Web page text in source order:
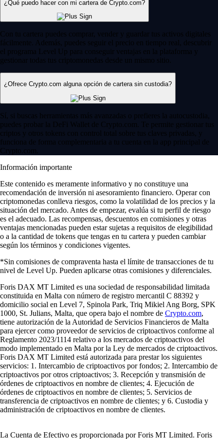
¿Qué puedo hacer con mi cartera de Crypto.com?
Con tu cartera puedes comprar, vender y guardar tus activos digitales
fácilmente. Además, puedes seguir el precio en tiempo real, descubrir
el programa Level Up para conseguir ventajas en la plataforma y
gestionar todas tus criptomonedas desde un mismo sitio.
¿Ofrece Crypto.com alguna opción de cartera sin custodia?
Sí, si buscas herramientas más avanzadas o prefieres la autocustodia,
puedes probar la DeFi Wallet de Crypto.com. Te permite gestionar tus
criptos y otros tokens con control total sobre tus claves privadas, y
funciona de forma complementaria a tu cuenta en la app principal de
Crypto.com.
Información importante
Este contenido es meramente informativo y no constituye una
recomendación de inversión ni asesoramiento financiero. Operar con
criptomonedas conlleva riesgos, como la volatilidad de los precios y la
situación del mercado. Antes de empezar, evalúa si tu perfil de riesgo
es el adecuado. Las recompensas, descuentos en comisiones y otras
ventajas mencionadas pueden estar sujetas a requisitos de elegibilidad
o a la cantidad de tokens que tengas en tu cartera y pueden cambiar
según los términos y condiciones vigentes.
*Sin comisiones de compraventa hasta el límite de transacciones de tu
nivel de Level Up. Pueden aplicarse otras comisiones y diferenciales.
Foris DAX MT Limited es una sociedad de responsabilidad limitada
constituida en Malta con número de registro mercantil C 88392 y
domicilio social en Level 7, Spinola Park, Triq Mikiel Ang Borg, SPK
1000, St. Julians, Malta, que opera bajo el nombre de Crypto.com,
tiene autorización de la Autoridad de Servicios Financieros de Malta
para ejercer como proveedor de servicios de criptoactivos conforme al
Reglamento 2023/1114 relativo a los mercados de criptoactivos del
modo implementado en Malta por la Ley de mercados de criptoactivos.
Foris DAX MT Limited está autorizada para prestar los siguientes
servicios: 1. Intercambio de criptoactivos por fondos; 2. Intercambio de
criptoactivos por otros criptoactivos; 3. Recepción y transmisión de
órdenes de criptoactivos en nombre de clientes; 4. Ejecución de
órdenes de criptoactivos en nombre de clientes; 5. Servicios de
transferencia de criptoactivos en nombre de clientes; y 6. Custodia y
administración de criptoactivos en nombre de clientes.
La Cuenta de Efectivo es proporcionada por Foris MT Limited. Foris